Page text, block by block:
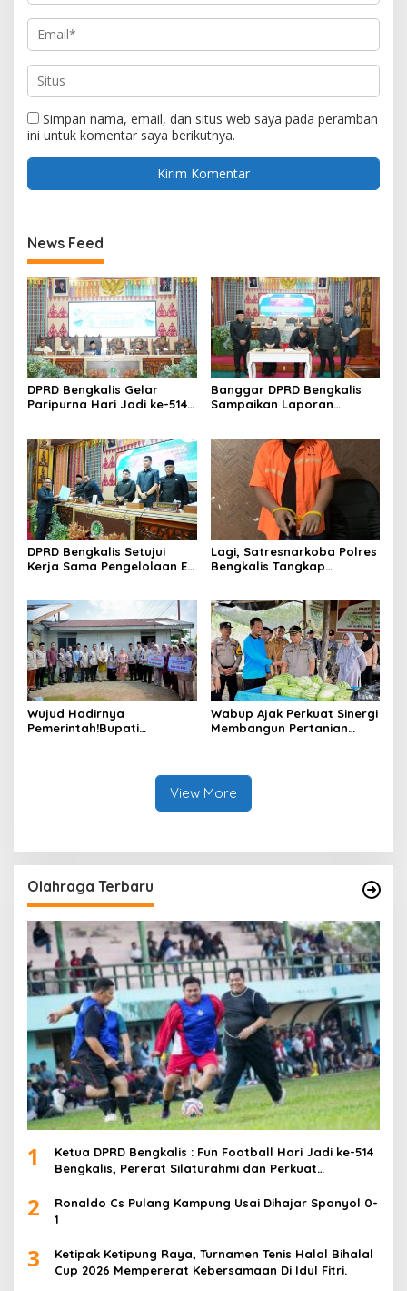
Simpan nama, email, dan situs web saya pada peramban
ini untuk komentar saya berikutnya.
News Feed
DPRD Bengkalis Gelar
Paripurna Hari Jadi ke-514
Negeri Junjungan.
Banggar DPRD Bengkalis
Sampaikan Laporan
Pelaksanaan APBD Tahun
Anggaran 2025
DPRD Bengkalis Setujui
Kerja Sama Pengelolaan E-
Lagi, Satresnarkoba Polres
Bengkalis Tangkap
Wujud Hadirnya
Pemerintah!Bupati
Wabup Ajak Perkuat Sinergi
Membangun Pertanian
View More
Olahraga Terbaru
1
Ketua DPRD Bengkalis : Fun Football Hari Jadi ke-514
Bengkalis, Pererat Silaturahmi dan Perkuat
2
Ronaldo Cs Pulang Kampung Usai Dihajar Spanyol 0-
1
3
Ketipak Ketipung Raya, Turnamen Tenis Halal Bihalal
Cup 2026 Mempererat Kebersamaan Di Idul Fitri.